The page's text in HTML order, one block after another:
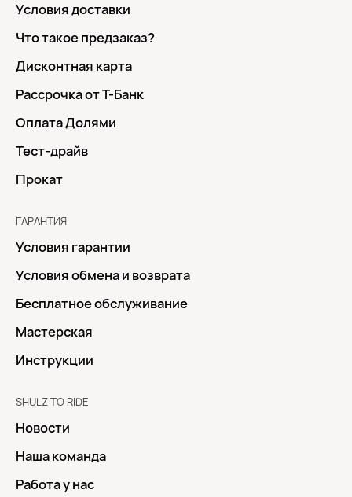
Условия доставки
Что такое предзаказ?
Дисконтная карта
Рассрочка от Т-Банк
Оплата Долями
Тест-драйв
Прокат
ГАРАНТИЯ
Условия гарантии
Условия обмена и возврата
Бесплатное обслуживание
Мастерская
Инструкции
SHULZ TO RIDE
Новости
Наша команда
Работа у нас